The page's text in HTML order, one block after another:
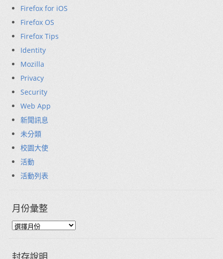
Firefox for iOS
Firefox OS
Firefox Tips
Identity
Mozilla
Privacy
Security
Web App
新聞訊息
未分類
校園大使
活動
活動列表
月份彙整